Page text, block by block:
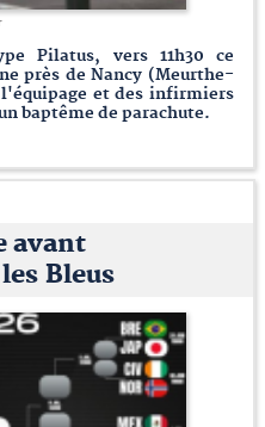
Pilatus, vers 11h30 ce
près de Nancy (Meurthe-
et des infirmiers
baptême de parachute.
avant
Bleus